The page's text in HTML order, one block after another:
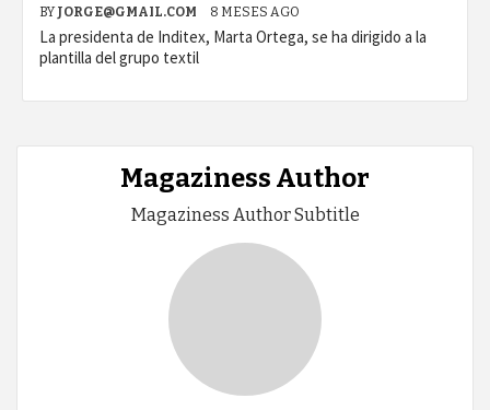
BY JORGE@GMAIL.COM 8 MESES AGO
La presidenta de Inditex, Marta Ortega, se ha dirigido a la
plantilla del grupo textil
Magaziness Author
Magaziness Author Subtitle